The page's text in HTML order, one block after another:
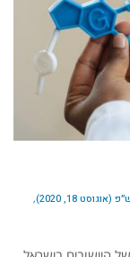
18, 2020)